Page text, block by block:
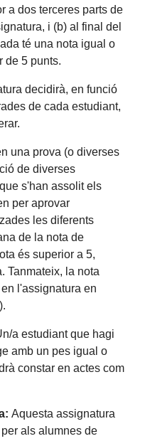
a dos terceres parts de
i (b) al final del
té una nota igual o
de 5 punts.
decidirà, en funció
de cada estudiant,
una prova (o diverses
de diverses
s'han assolit els
per aprovar
les diferents
de la nota de
és superior a 5,
Tanmateix, la nota
l'assignatura en
a estudiant que hagi
amb un pes igual o
constar en actes com
Aquesta assignatura
als alumnes de